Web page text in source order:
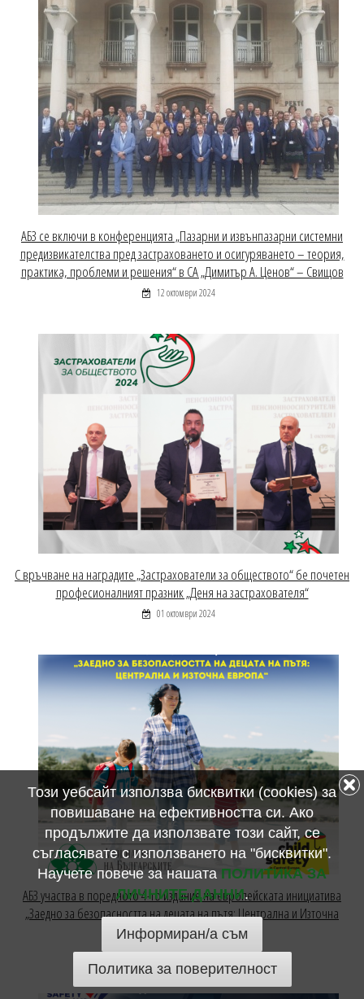
АБЗ се включи в конференцията „Пазарни и извънпазарни системни
предизвикателства пред застраховането и осигуряването – теория,
практика, проблеми и решения“ в СА „Димитър А. Ценов“ – Свищов
12 октомври 2024
С връчване на наградите „Застрахователи за обществото“ бе почетен
професионалният празник „Деня на застрахователя“
01 октомври 2024
АБЗ участва в поредното 4-то издание на европейската инициатива
„Заедно за безопасността на децата на пътя: Централна и Източна
Европа“
Този уебсайт използва бисквитки (cookies) за
повишаване на ефективността си. Ако
продължите да използвате този сайт, се
съгласявате с използването на "бисквитки".
Научете повече за нашата ПОЛИТИКА ЗА
ЛИЧНИТЕ ДАННИ.
Информиран/а съм
Политика за поверителност